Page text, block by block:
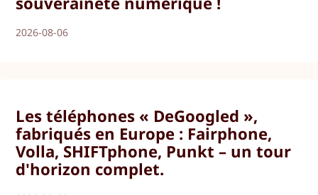
2026-08-06
Les téléphones « DeGoogled »,
fabriqués en Europe : Fairphone,
Volla, SHIFTphone, Punkt – un tour
d'horizon complet.